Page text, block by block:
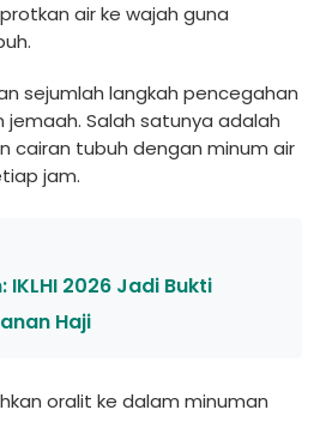
air ke wajah guna
sejumlah langkah pencegahan
Salah satunya adalah
cairan tubuh dengan minum air
jam.
IKLHI 2026 Jadi Bukti
Haji
oralit ke dalam minuman